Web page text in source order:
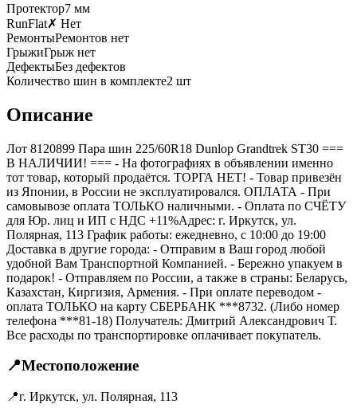
Протектор7 мм
RunFlat✗ Нет
РемонтыРемонтов нет
ГрыжиГрыж нет
ДефектыБез дефектов
Количество шин в комплекте2 шт
Описание
Лот 8120899 Пара шин 225/60R18 Dunlop Grandtrek ST30 ===
B НАЛИЧИИ! === - На фотографиях в объявлении именно
тот товар, который продаётся. ТОРГА НЕТ! - Товар привезён
из Японии, в России не эксплуатировался. ОПЛАТА - При
самовывозе оплата ТОЛЬКО наличными. - Оплата по СЧЁТУ
для Юр. лиц и ИП с НДС +11%Адрес: г. Иркутск, ул.
Полярная, 113 График работы: ежедневно, с 10:00 до 19:00
Доставка в другие города: - Отправим в Ваш город любой
удобной Вам Транспортной Компанией. - Бережно упакуем в
подарок! - Отправляем по России, а также в страны: Беларусь,
Казахстан, Киргизия, Армения. - При оплате переводом -
оплата ТОЛЬКО на карту СБЕРБАНК ***8732. (Либо номер
телефона ***81-18) Получатель: Дмитрий Александрович Т.
Все расходы по транспортировке оплачивает покупатель.
📍Местоположение
📍г. Иркутск, ул. Полярная, 113